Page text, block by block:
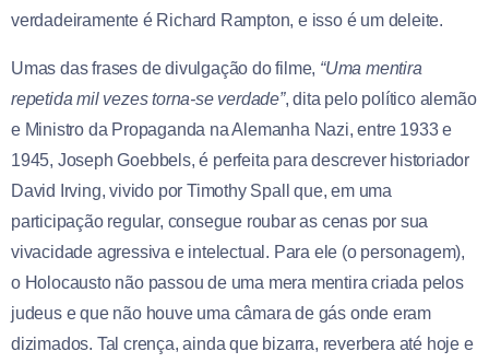
verdadeiramente é Richard Rampton, e isso é um deleite.
Umas das frases de divulgação do filme, “Uma mentira
repetida mil vezes torna-se verdade”, dita pelo político alemão
e Ministro da Propaganda na Alemanha Nazi, entre 1933 e
1945, Joseph Goebbels, é perfeita para descrever historiador
David Irving, vivido por Timothy Spall que, em uma
participação regular, consegue roubar as cenas por sua
vivacidade agressiva e intelectual. Para ele (o personagem),
o Holocausto não passou de uma mera mentira criada pelos
judeus e que não houve uma câmara de gás onde eram
dizimados. Tal crença, ainda que bizarra, reverbera até hoje e